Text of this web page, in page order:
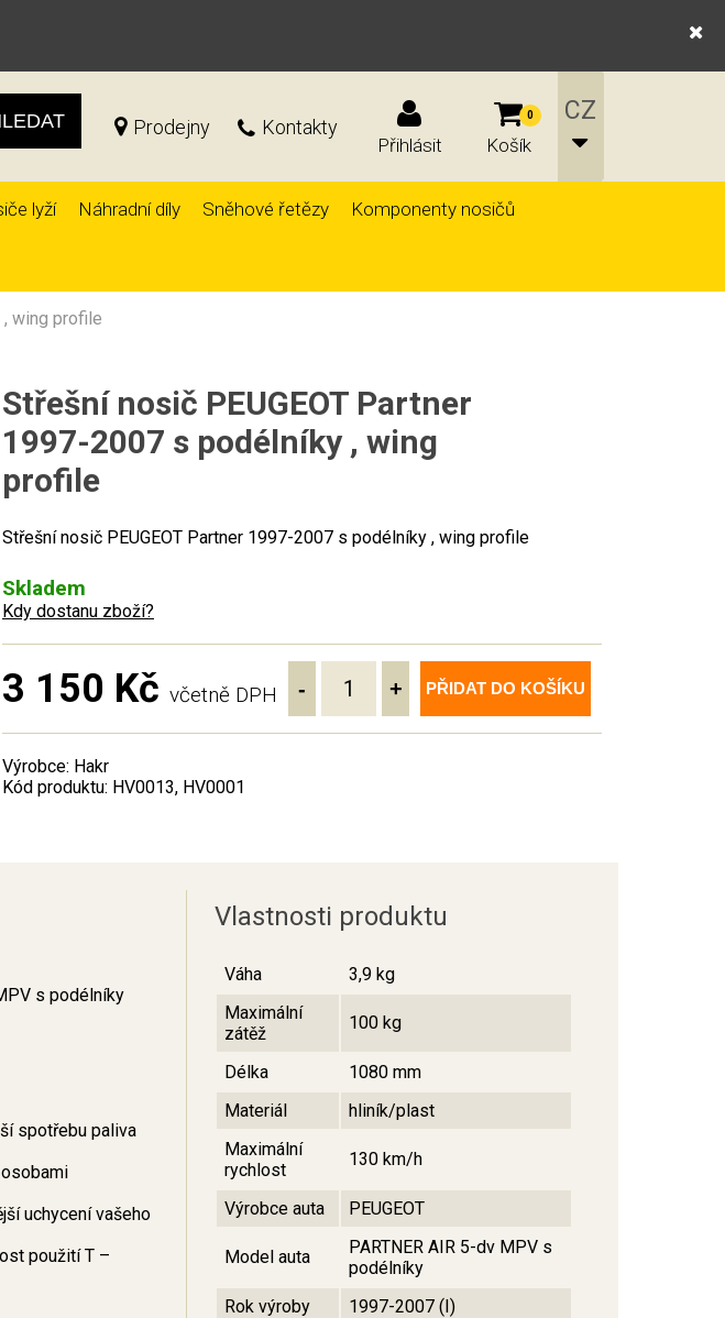
Prodejny Kontakty
Přihlásit
0
Košík
lyží Náhradní díly Sněhové řetězy Komponenty nosičů
wing profile
Střešní nosič PEUGEOT Partner
1997-2007 s podélníky , wing
profile
Střešní nosič PEUGEOT Partner 1997-2007 s podélníky , wing profile
Skladem
Kdy dostanu zboží?
3 150 Kč včetně DPH - + PŘIDAT DO KOŠÍKU
Výrobce: Hakr
Kód produktu: HV0013, HV0001
s podélníky
spotřebu paliva
uchycení vašeho
použití T –
Vlastnosti produktu
Váha
3,9 kg
Maximální
zátěž
100 kg
Délka
1080 mm
Materiál
hliník/plast
Maximální
rychlost
130 km/h
Výrobce auta PEUGEOT
Model auta
PARTNER AIR 5-dv MPV s
podélníky
Rok výroby
1997-2007 (I)